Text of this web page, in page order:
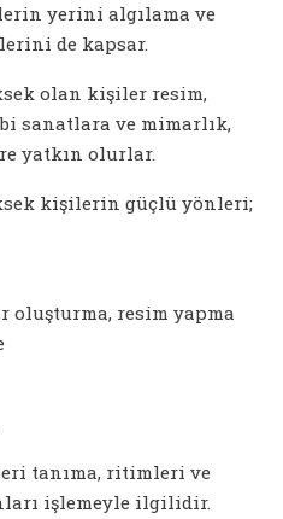
yerini algılama ve
de kapsar.
olan kişiler resim,
sanatlara ve mimarlık,
yatkın olurlar.
kişilerin güçlü yönleri;
oluşturma, resim yapma
tanıma, ritimleri ve
işlemeyle ilgilidir.